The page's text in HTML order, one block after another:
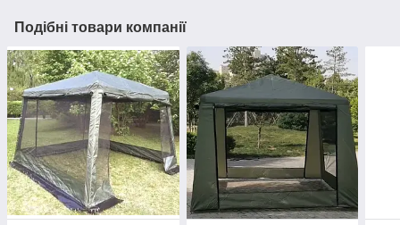
Подібні товари компанії